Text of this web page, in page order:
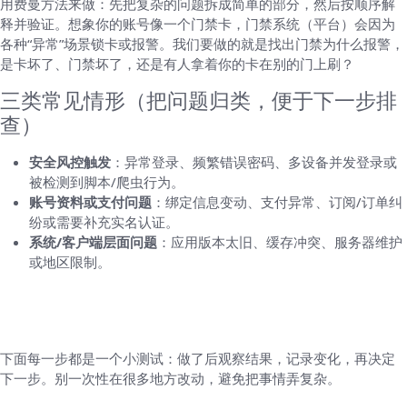
用费曼方法来做：先把复杂的问题拆成简单的部分，然后按顺序解
释并验证。想象你的账号像一个门禁卡，门禁系统（平台）会因为
各种“异常”场景锁卡或报警。我们要做的就是找出门禁为什么报警，
是卡坏了、门禁坏了，还是有人拿着你的卡在别的门上刷？
三类常见情形（把问题归类，便于下一步排
查）
安全风控触发 ：异常登录、频繁错误密码、多设备并发登录或
被检测到脚本/爬虫行为。
账号资料或支付问题 ：绑定信息变动、支付异常、订阅/订单纠
纷或需要补充实名认证。
系统/客户端层面问题 ：应用版本太旧、缓存冲突、服务器维护
或地区限制。
下面每一步都是一个小测试：做了后观察结果，记录变化，再决定
下一步。别一次性在很多地方改动，避免把事情弄复杂。